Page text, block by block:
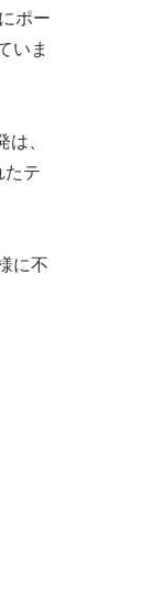
ポー
いま
、
たテ
に不